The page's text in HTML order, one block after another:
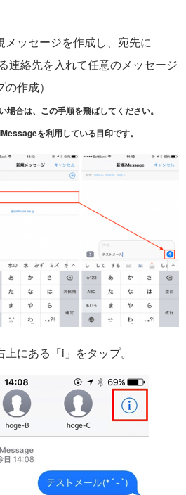
メッセージを作成し、宛先に
連絡先を入れて任意のメッセージ
作成）
合は、この手順を飛ばしてください。
を利用している目印です。
にある「i」をタップ。